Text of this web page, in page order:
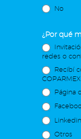
No
¿Por qué
redes o
Recibí
COPARMEX
Página
Linkedin
Otros